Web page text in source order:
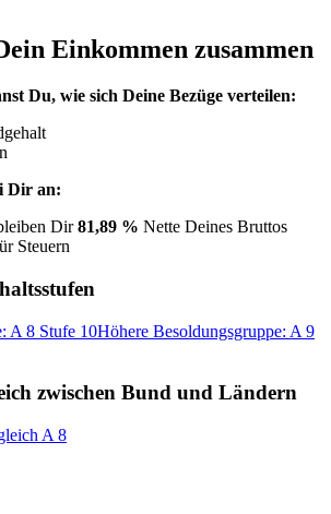
Einkommen zusammen
Du, wie sich Deine Bezüge verteilen:
Dir an:
Dir81,89 % Nette Deines Bruttos
Steuern
A 8 Stufe 10Höhere Besoldungsgruppe: A 9
zwischen Bund und Ländern
A 8